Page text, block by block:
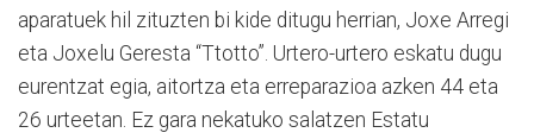
aparatuek hil zituzten bi kide ditugu herrian, Joxe Arregi
eta Joxelu Geresta “Ttotto”. Urtero-urtero eskatu dugu
eurentzat egia, aitortza eta erreparazioa azken 44 eta
26 urteetan. Ez gara nekatuko salatzen Estatu